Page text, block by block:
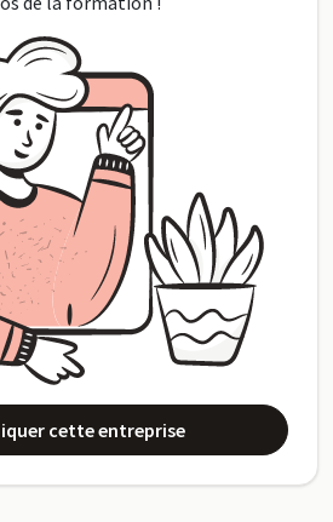
cette entreprise